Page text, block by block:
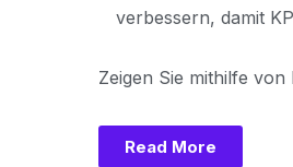
verbessern, damit
Zeigen Sie mithilfe
Read More